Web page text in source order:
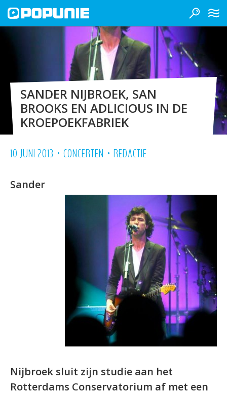
SANDER NIJBROEK, SAN
BROOKS EN ADLICIOUS IN DE
KROEPOEKFABRIEK
10 JUNI 2013 • CONCERTEN • REDACTIE
Sander
Nijbroek sluit zijn studie aan het
Rotterdams Conservatorium af met een